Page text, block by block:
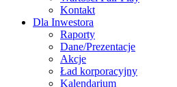
Kontakt
Dla Inwestora
Raporty
Dane/Prezentacje
Akcje
Ład korporacyjny
Kalendarium